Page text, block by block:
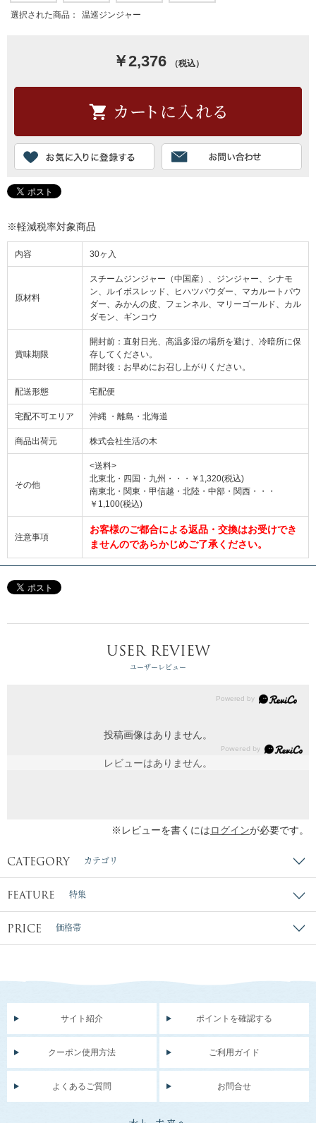
選択された商品： 温巡ジンジャー
￥2,376 （税込）
※軽減税率対象商品
内容 30ヶ入
原材料
スチームジンジャー（中国産）、ジンジャー、シナモ
ン、ルイボスレッド、ヒハツパウダー、マカルートパウ
ダー、みかんの皮、フェンネル、マリーゴールド、カル
ダモン、ギンコウ
賞味期限
開封前：直射日光、高温多湿の場所を避け、冷暗所に保
存してください。
開封後：お早めにお召し上がりください。
配送形態 宅配便
宅配不可エリア 沖縄 ・離島・北海道
商品出荷元 株式会社生活の木
その他
<送料>
北東北・四国・九州・・・￥1,320(税込)
南東北・関東・甲信越・北陸・中部・関西・・・
￥1,100(税込)
注意事項
お客様のご都合による返品・交換はお受けでき
ませんのであらかじめご了承ください。
USER REVIEW
ユーザーレビュー
投稿画像はありません。
レビューはありません。
※レビューを書くにはログインが必要です。
CATEGORY カテゴリ
FEATURE 特集
PRICE 価格帯
サイト紹介 ポイントを確認する
クーポン使用方法 ご利用ガイド
よくあるご質問 お問合せ